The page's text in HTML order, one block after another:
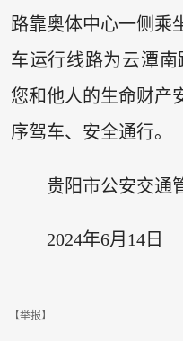
路靠奥体中心一侧乘
车运行线路为云潭
您和他人的生命财产
序驾车、安全通行。
贵阳市公安交通
2024年6月14日
【举报】